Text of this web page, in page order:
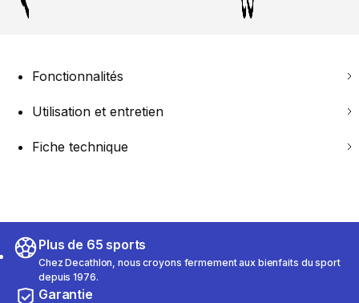
Fonctionnalités
Utilisation et entretien
Fiche technique
Plus de 65 sports
Chez Decathlon, nous croyons fermement aux bienfaits du sport
depuis 1976.
Garantie